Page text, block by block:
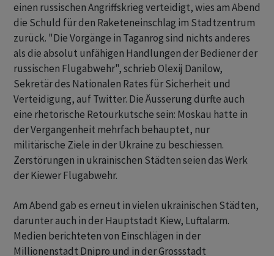
einen russischen Angriffskrieg verteidigt, wies am Abend
die Schuld für den Raketeneinschlag im Stadtzentrum
zurück. "Die Vorgänge in Taganrog sind nichts anderes
als die absolut unfähigen Handlungen der Bediener der
russischen Flugabwehr", schrieb Olexij Danilow,
Sekretär des Nationalen Rates für Sicherheit und
Verteidigung, auf Twitter. Die Äusserung dürfte auch
eine rhetorische Retourkutsche sein: Moskau hatte in
der Vergangenheit mehrfach behauptet, nur
militärische Ziele in der Ukraine zu beschiessen.
Zerstörungen in ukrainischen Städten seien das Werk
der Kiewer Flugabwehr.
Am Abend gab es erneut in vielen ukrainischen Städten,
darunter auch in der Hauptstadt Kiew, Luftalarm.
Medien berichteten von Einschlägen in der
Millionenstadt Dnipro und in der Grossstadt